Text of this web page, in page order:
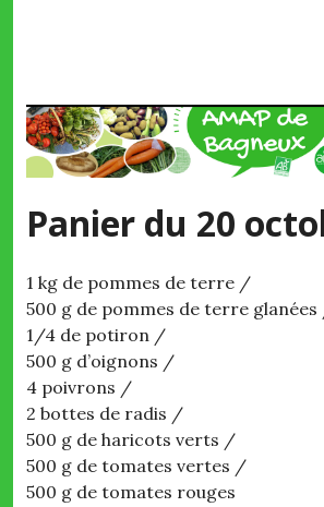
Panier du 20
1 kg de pommes de terre /
500 g de pommes de terre
1/4 de potiron /
500 g d’oignons /
4 poivrons /
2 bottes de radis /
500 g de haricots verts /
500 g de tomates vertes /
500 g de tomates rouges